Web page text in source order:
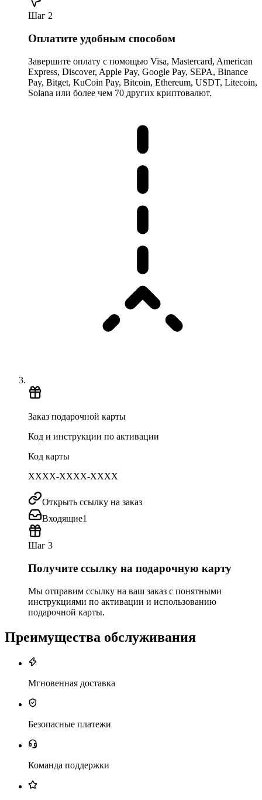
Шаг 2
Оплатите удобным способом
Завершите оплату с помощью Visa, Mastercard, American
Express, Discover, Apple Pay, Google Pay, SEPA, Binance
Pay, Bitget, KuCoin Pay, Bitcoin, Ethereum, USDT, Litecoin,
Solana или более чем 70 других криптовалют.
Заказ подарочной карты
Код и инструкции по активации
Код карты
XXXX-XXXX-XXXX
Открыть ссылку на заказ
Входящие1
Шаг 3
Получите ссылку на подарочную карту
Мы отправим ссылку на ваш заказ с понятными
инструкциями по активации и использованию
подарочной карты.
Преимущества обслуживания
Мгновенная доставка
Безопасные платежи
Команда поддержки